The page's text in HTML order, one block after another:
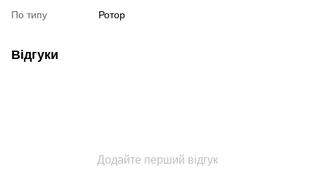
По типу Ротор
Відгуки
Додайте перший відгук